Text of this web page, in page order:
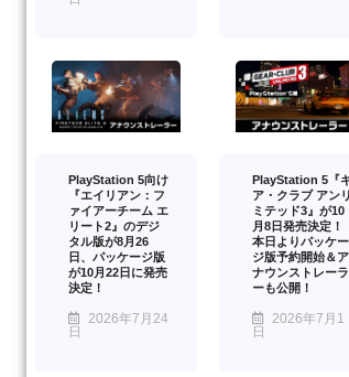
PlayStation 5向け
『エイリアン：フ
ァイアーチーム エ
リート2』のデジ
タル版が8月26
日、パッケージ版
が10月22日に発売
決定！
2026年7月24
日
PlayStation 5『
ア・クラブ アンリ
ミテッド3』が10
月8日発売決定！
本日よりパッケー
ジ版予約開始＆ア
ナウンストレーラ
ーも公開！
2026年7月1
日